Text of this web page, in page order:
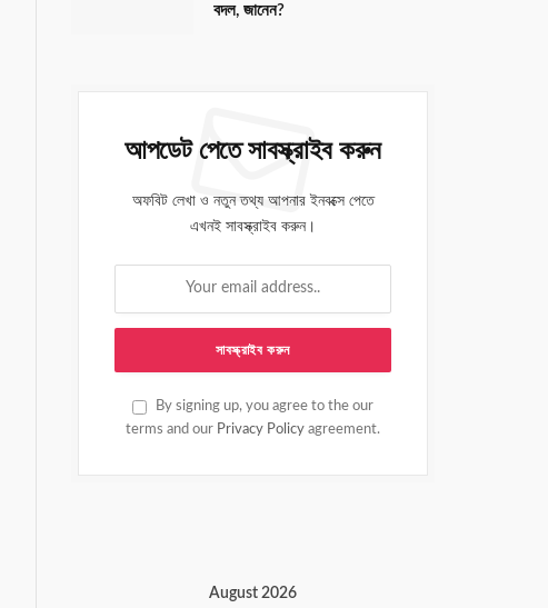
বদল, জানেন?
আপডেট পেতে সাবস্ক্রাইব করুন
অফবিট লেখা ও নতুন তথ্য আপনার ইনবক্সে পেতে
এখনই সাবস্ক্রাইব করুন।
By signing up, you agree to the our
terms and our Privacy Policy agreement.
August 2026